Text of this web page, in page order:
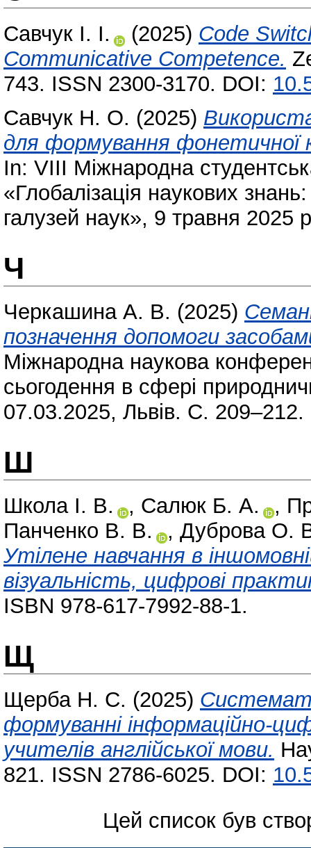
Савчук І. І. (2025) Code
Communicative Competence.
743. ISSN 2300-3170. DOI:
Савчук Н. О. (2025)
для формування фонетичної
In: VIII Міжнародна
«Глобалізація наукових
галузей наук», 9 травня
Ч
Черкашина А. В. (2025)
позначення допомоги
Міжнародна наукова
сьогодення в сфері
07.03.2025, Львів. С. 209–212.
Ш
Школа І. В. , Салюк Б. А. ,
Панченко В. В.
, Дуброва О.
Утілене навчання в
візуальність, цифрові
ISBN 978-617-7992-88-1.
Щ
Щерба Н. С. (2025)
формуванні інформаційно-
учителів англійської мови.
821. ISSN 2786-6025. DOI:
Цей список був